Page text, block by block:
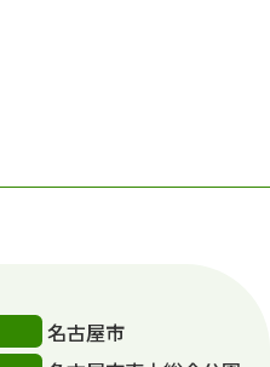
名古屋市